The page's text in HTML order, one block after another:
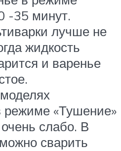
-35 минут.
лучше не
жидкость
и варенье
режиме «Тушение»
слабо. В
сварить